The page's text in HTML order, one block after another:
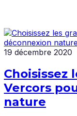
19 décembre 2020
Choisissez
Vercors
nature